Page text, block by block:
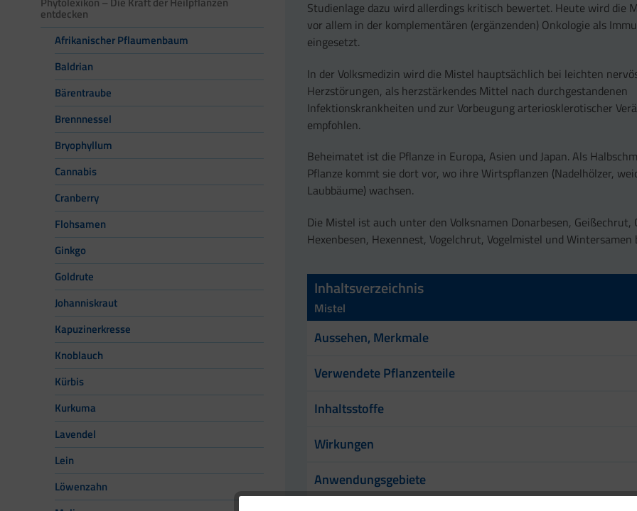
entdecken
Afrikanischer Pflaumenbaum
Baldrian
Bärentraube
Brennnessel
Bryophyllum
Cannabis
Cranberry
Flohsamen
Ginkgo
Goldrute
Johanniskraut
Kapuzinerkresse
Knoblauch
Kürbis
Kurkuma
Lavendel
Lein
Löwenzahn
Studienlage dazu wird allerdings kritisch bewertet. Heute wird die
vor allem in der komplementären (ergänzenden) Onkologie als
eingesetzt.
In der Volksmedizin wird die Mistel hauptsächlich bei leichten
Herzstörungen, als herzstärkendes Mittel nach durchgestandenen
Infektionskrankheiten und zur Vorbeugung arteriosklerotischer
empfohlen.
Beheimatet ist die Pflanze in Europa, Asien und Japan. Als
Pflanze kommt sie dort vor, wo ihre Wirtspflanzen (Nadelhölzer,
Laubbäume) wachsen.
Die Mistel ist auch unter den Volksnamen Donarbesen, Geißechrut,
Hexenbesen, Hexennest, Vogelchrut, Vogelmistel und Wintersamen
Inhaltsverzeichnis
Mistel
Aussehen, Merkmale
Verwendete Pflanzenteile
Inhaltsstoffe
Wirkungen
Anwendungsgebiete